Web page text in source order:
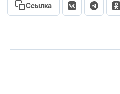
Ссылка